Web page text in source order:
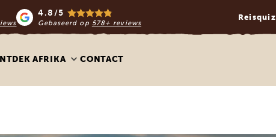
4.8/5
Gebaseerd op 578+ reviews
Reisquiz
AFRIKA CONTACT